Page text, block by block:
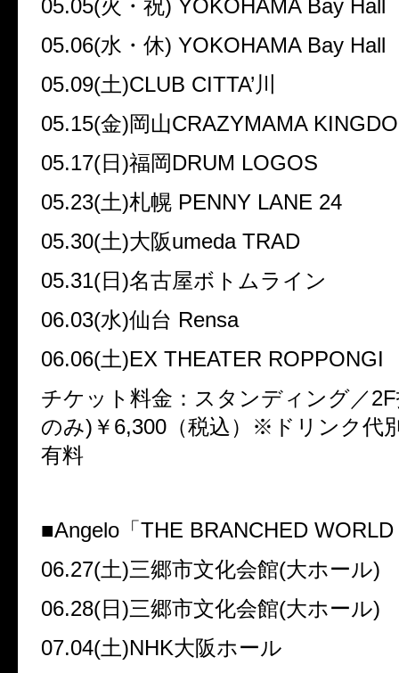
05.05(火・祝) YOKOHAMA Bay
05.06(水・休) YOKOHAMA Bay
05.09(土)CLUB CITTA’川
05.15(金)岡山CRAZYMAMA
05.17(日)福岡DRUM LOGOS
05.23(土)札幌 PENNY LANE 24
05.30(土)大阪umeda TRAD
05.31(日)名古屋ボトムライン
06.03(水)仙台 Rensa
06.06(土)EX THEATER ROPPONGI
チケット料金：スタンディング／
のみ)￥6,300（税込）※ドリンク
有料
■Angelo「THE BRANCHED
06.27(土)三郷市文化会館(大ホール)
06.28(日)三郷市文化会館(大ホール)
07.04(土)NHK大阪ホール